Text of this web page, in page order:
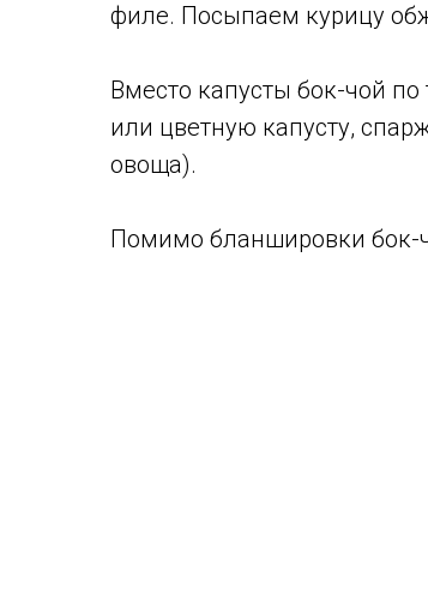
филе. Посыпаем курицу
Вместо капусты бок-чой
или цветную капусту,
овоща).
Помимо бланшировки бок-